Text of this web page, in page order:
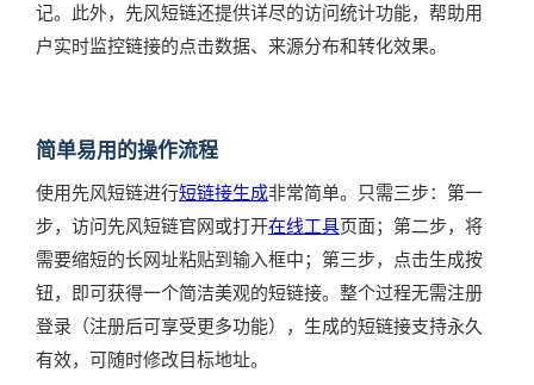
记。此外，先风短链还提供详尽的访问统计功能，帮助用
户实时监控链接的点击数据、来源分布和转化效果。
简单易用的操作流程
使用先风短链进行短链接生成非常简单。只需三步：第一
步，访问先风短链官网或打开在线工具页面；第二步，将
需要缩短的长网址粘贴到输入框中；第三步，点击生成按
钮，即可获得一个简洁美观的短链接。整个过程无需注册
登录（注册后可享受更多功能），生成的短链接支持永久
有效，可随时修改目标地址。